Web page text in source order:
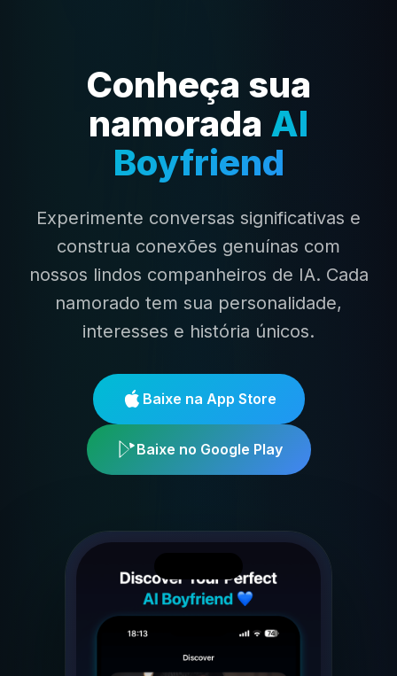
Conheça sua
namorada AI
Boyfriend
Experimente conversas significativas e
construa conexões genuínas com
nossos lindos companheiros de IA. Cada
namorado tem sua personalidade,
interesses e história únicos.
Baixe na App Store
Baixe no Google Play